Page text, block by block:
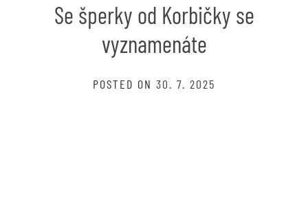
Se šperky od Korbičky se
vyznamenáte
POSTED ON 30. 7. 2025